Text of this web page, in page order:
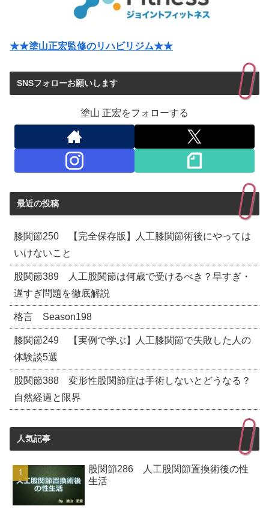
★★塗山正宏監修のリハビリジム★★
SNSフォローお願いします
塗山 正宏をフォローする
最近の投稿
膝関節250 【完全保存版】人工膝関節術後にやっては
いけないこと
股関節389 人工股関節は何歳で受けるべき？早すぎ・
遅すぎ問題を徹底解説
格言 Season198
膝関節249 【実例で学ぶ】人工膝関節で失敗した人の
体験談5選
股関節388 変形性股関節症は手術しないとどうなる？
自然経過と限界
人気記事
股関節286 人工股関節置換術後の性
生活